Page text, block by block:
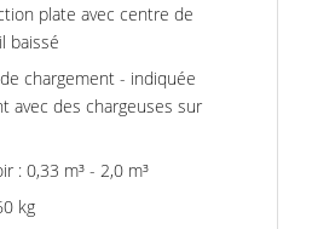
plate avec centre de
baissé
chargement - indiquée
avec des chargeuses sur
: 0,33 m³ - 2,0 m³
kg